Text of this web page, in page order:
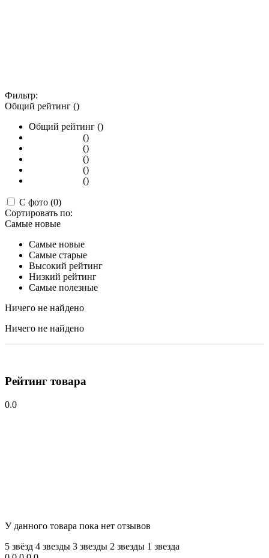
Фильтр:
Общий рейтинг ()
Общий рейтинг ()
()
()
()
()
()
С фото (0)
Сортировать по:
Самые новые
Самые новые
Самые старые
Высокий рейтинг
Низкий рейтинг
Самые полезные
Ничего не найдено
Ничего не найдено
Рейтинг товара
0.0
У данного товара пока нет отзывов
5 звёзд 4 звeзды 3 звeзды 2 звeзды 1 звeзда